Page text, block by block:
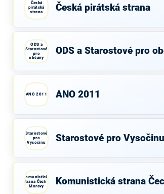
Česká
pirátská
strana
Česká pirátská strana
ODS a
Starostové
pro
občany
ODS a Starostové pro
ANO 2011 ANO 2011
Starostové
pro
Vysočinu
Starostové pro Vysočinu
Komunistická
strana Čech a
Moravy
Komunistická strana